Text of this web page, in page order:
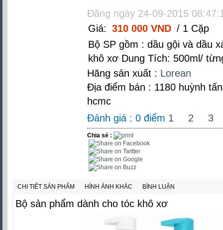
Đăng ngày 24-09-2015
Giá: 310 000 VND / 1 Cặp
Bộ SP gồm : dầu gội và dầu
khô xơ Dung Tích: 500ml/
Hãng sản xuất : Lorean
Địa điểm bán : 1180 huỳnh
hcmc
Đánh giá : 0 điểm 1 2 3
Chia sẻ :
CHI TIẾT SẢN PHẨM HÌNH ẢNH KHÁC BÌNH LUẬN
Bộ sản phẩm dành cho tóc khô xơ